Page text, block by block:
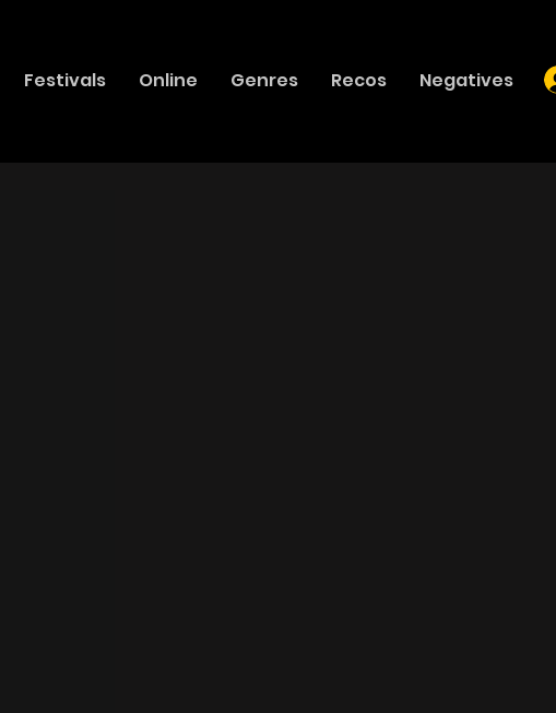
Festivals Online Genres Recos Negatives